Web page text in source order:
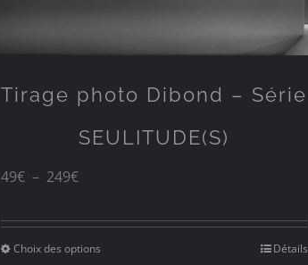
Tirage photo Dibond – Série
SEULITUDE(S)
49€ – 249€Plage
prix :
Choix des options Détails